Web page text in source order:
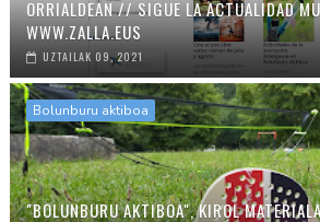
ORRIALDEAN // SIGUE LA ACTUALIDAD
WWW.ZALLA.EUS
UZTAILAK 09, 2021
Bolunburu aktiboa
"BOLUNBURU AKTIBOA", KIROL